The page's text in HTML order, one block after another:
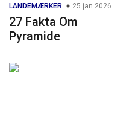
LANDEMÆRKER 25 jan 2026
27 Fakta Om
Pyramide